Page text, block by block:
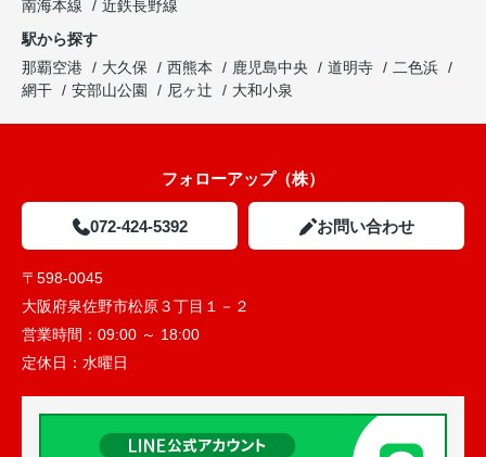
南海本線
近鉄長野線
駅から探す
那覇空港
大久保 西熊本 鹿児島中央 道明寺
二色浜
網干
安部山公園 尼ヶ辻 大和小泉
フォローアップ（株）
072-424-5392 お問い合わせ
〒598-0045
大阪府泉佐野市松原３丁目１－２
営業時間： 09:00 ～ 18:00
定休日： 水曜日